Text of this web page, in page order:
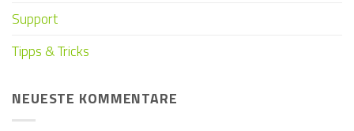
Support
Tipps & Tricks
NEUESTE KOMMENTARE